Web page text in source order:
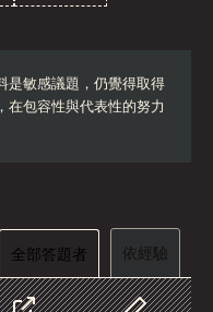
是敏感議題，仍覺得取得
在包容性與代表性的努力
全部答題者 依經驗